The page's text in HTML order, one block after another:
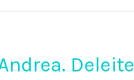
Deleite